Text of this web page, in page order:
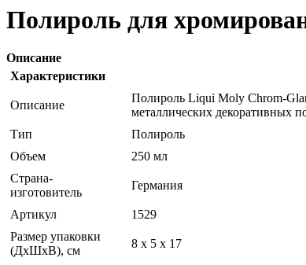
Полироль для
Описание
Характеристики
Описание
Полироль Liqui Moly Chrom-
металлических декоративных
Тип
Полироль
Объем
250 мл
Страна-
изготовитель
Германия
Артикул
1529
Размер упаковки
(ДхШхВ), см
8 x 5 x 17